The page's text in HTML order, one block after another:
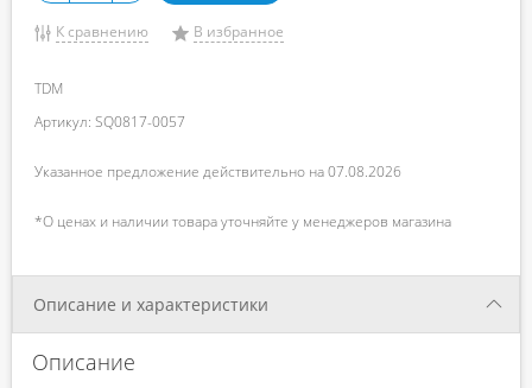
К сравнению В избранное
TDM
Артикул: SQ0817-0057
Указанное предложение действительно на 07.08.2026
*О ценах и наличии товара уточняйте у менеджеров магазина
Описание и характеристики
Описание